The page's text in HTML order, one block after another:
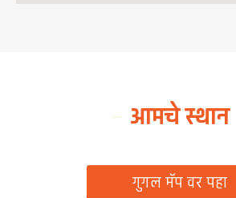
आमचे स्थान
गुगल मॅप वर पहा